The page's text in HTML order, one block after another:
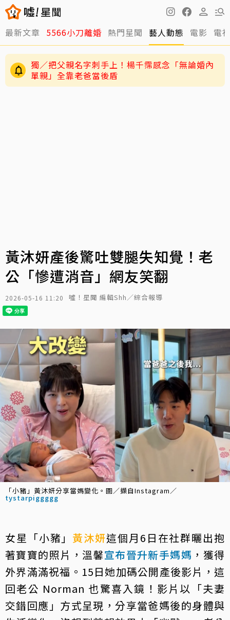
最新文章 5566小刀離婚 熱門星聞 藝人動態 電影 電
獨／把父親名字刺手上！楊千霈感念「無論婚內
單親」全靠老爸當後盾
黃沐妍產後驚吐雙腿失知覺！老
公「慘遭消音」網友笑翻
2026-05-16 11:20 噓！星聞 編輯Shh／綜合報導
「小豬」黃沐妍分享當媽變化。圖／擷自Instagram／
tystarpiggggg
女星「小豬」 黃沐妍這個月6日在社群曬出抱
著寶寶的照片，溫馨宣布晉升新手媽媽 ，獲得
外界滿滿祝福。15日她加碼公開產後影片，這
回老公 Norman 也驚喜入鏡！影片以「夫妻
交錯回應」方式呈現，分享當爸媽後的身體與